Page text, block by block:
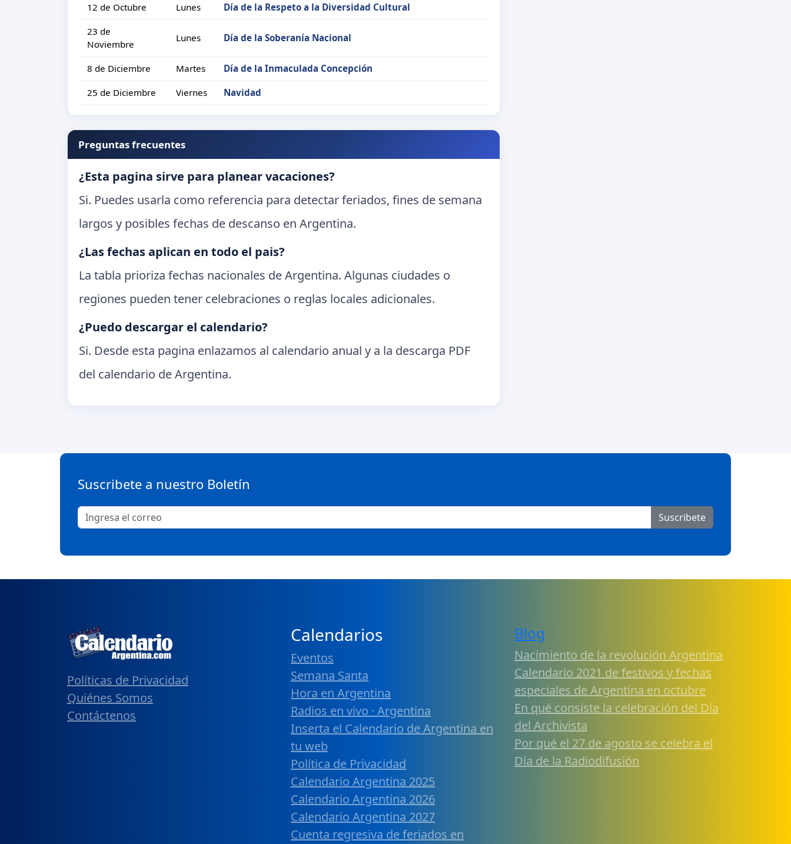
12 de Octubre Lunes Día de la Respeto a la Diversidad Cultural
23 de
Noviembre
Lunes Día de la Soberanía Nacional
8 de Diciembre Martes Día de la Inmaculada Concepción
25 de Diciembre Viernes Navidad
Preguntas frecuentes
¿Esta pagina sirve para planear vacaciones?
Si. Puedes usarla como referencia para detectar feriados, fines de semana
largos y posibles fechas de descanso en Argentina.
¿Las fechas aplican en todo el pais?
La tabla prioriza fechas nacionales de Argentina. Algunas ciudades o
regiones pueden tener celebraciones o reglas locales adicionales.
¿Puedo descargar el calendario?
Si. Desde esta pagina enlazamos al calendario anual y a la descarga PDF
del calendario de Argentina.
Suscribete a nuestro Boletín
Suscribete
Políticas de Privacidad
Quiénes Somos
Contáctenos
Calendarios
Eventos
Semana Santa
Hora en Argentina
Radios en vivo · Argentina
Inserta el Calendario de Argentina en
tu web
Política de Privacidad
Calendario Argentina 2025
Calendario Argentina 2026
Calendario Argentina 2027
Cuenta regresiva de feriados en
Blog
Nacimiento de la revolución Argentina
Calendario 2021 de festivos y fechas
especiales de Argentina en octubre
En qué consiste la celebración del Día
del Archivista
Por qué el 27 de agosto se celebra el
Día de la Radiodifusión